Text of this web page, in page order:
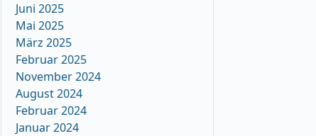
Juni 2025
Mai 2025
März 2025
Februar 2025
November 2024
August 2024
Februar 2024
Januar 2024